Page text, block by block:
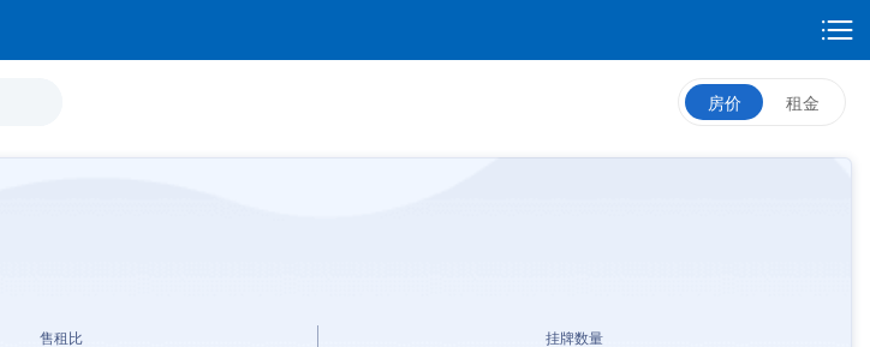
房价 租金
售租比
挂牌数量